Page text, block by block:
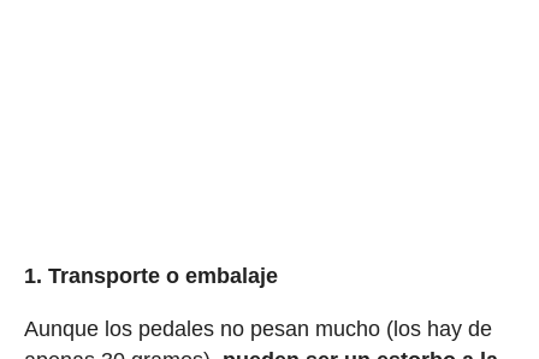
1. Transporte o embalaje
Aunque los pedales no pesan mucho (los hay de